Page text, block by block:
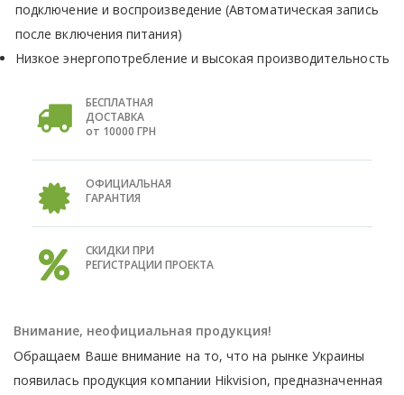
подключение и воспроизведение (Автоматическая запись
после включения питания)
Низкое энергопотребление и высокая производительность
БЕСПЛАТНАЯ
ДОСТАВКА
от 10000 ГРН
ОФИЦИАЛЬНАЯ
ГАРАНТИЯ
СКИДКИ ПРИ
РЕГИСТРАЦИИ ПРОЕКТА
Внимание, неофициальная продукция!
Обращаем Ваше внимание на то, что на рынке Украины
появилась продукция компании Hikvision, предназначенная